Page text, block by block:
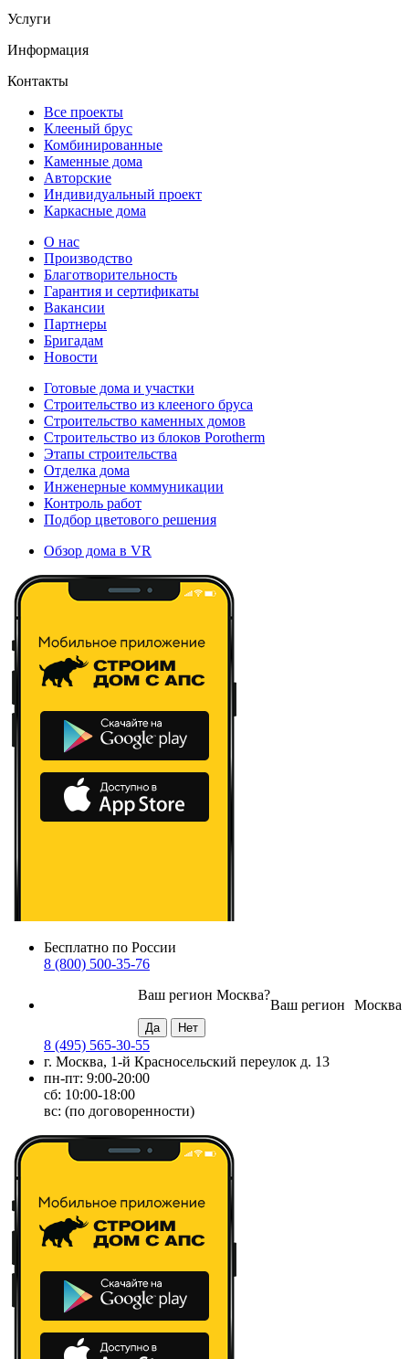
Услуги
Информация
Контакты
Все проекты
Клееный брус
Комбинированные
Каменные дома
Авторские
Индивидуальный проект
Каркасные дома
О нас
Производство
Благотворительность
Гарантия и сертификаты
Вакансии
Партнеры
Бригадам
Новости
Готовые дома и участки
Строительство из клееного бруса
Строительство каменных домов
Строительство из блоков Porotherm
Этапы строительства
Отделка дома
Инженерные коммуникации
Контроль работ
Подбор цветового решения
Обзор дома в VR
Бесплатно по России
8 (800) 500-35-76
Москва
Ваш регион
Ваш регион Москва?
8 (495) 565-30-55
г. Москва, 1-й Красносельский переулок д. 13
пн-пт: 9:00-20:00
сб: 10:00-18:00
вс: (по договоренности)